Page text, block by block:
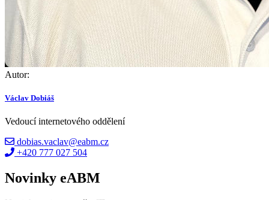
Autor:
Václav Dobiáš
Vedoucí internetového oddělení
dobias.vaclav@eabm.cz
+420 777 027 504
Novinky eABM